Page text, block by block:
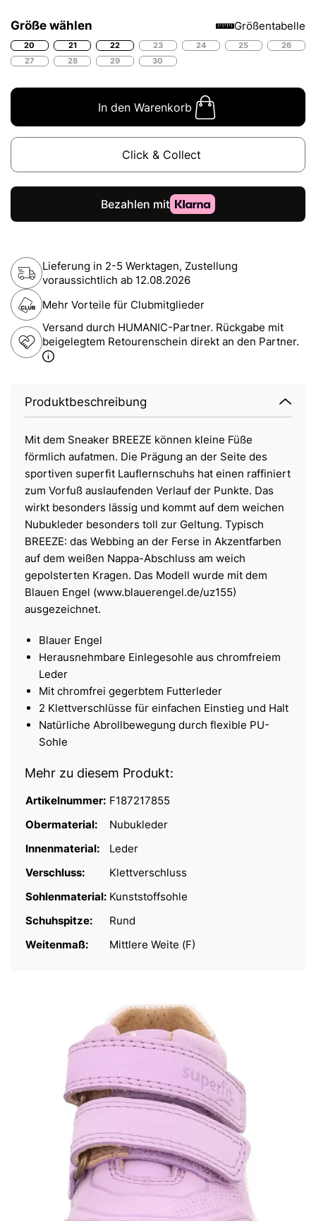
Größe wählen Größentabelle
20 21 22 23 24 25
26
27
28 29 30
In den Warenkorb
Click & Collect
Lieferung in 2-5 Werktagen, Zustellung
voraussichtlich ab 12.08.2026
Mehr Vorteile für Clubmitglieder
Versand durch HUMANIC-Partner. Rückgabe mit
beigelegtem Retourenschein direkt an den Partner.
Produktbeschreibung
Mit dem Sneaker BREEZE können kleine Füße
förmlich aufatmen. Die Prägung an der Seite des
sportiven superfit Lauflernschuhs hat einen raffiniert
zum Vorfuß auslaufenden Verlauf der Punkte. Das
wirkt besonders lässig und kommt auf dem weichen
Nubukleder besonders toll zur Geltung. Typisch
BREEZE: das Webbing an der Ferse in Akzentfarben
auf dem weißen Nappa-Abschluss am weich
gepolsterten Kragen. Das Modell wurde mit dem
Blauen Engel (www.blauerengel.de/uz155)
ausgezeichnet.
Blauer Engel
Herausnehmbare Einlegesohle aus chromfreiem
Leder
Mit chromfrei gegerbtem Futterleder
2 Klettverschlüsse für einfachen Einstieg und Halt
Natürliche Abrollbewegung durch flexible PU-
Sohle
Mehr zu diesem Produkt:
Artikelnummer: F187217855
Obermaterial:
Nubukleder
Innenmaterial:
Leder
Verschluss:
Klettverschluss
Sohlenmaterial: Kunststoffsohle
Schuhspitze:
Rund
Weitenmaß:
Mittlere Weite (F)